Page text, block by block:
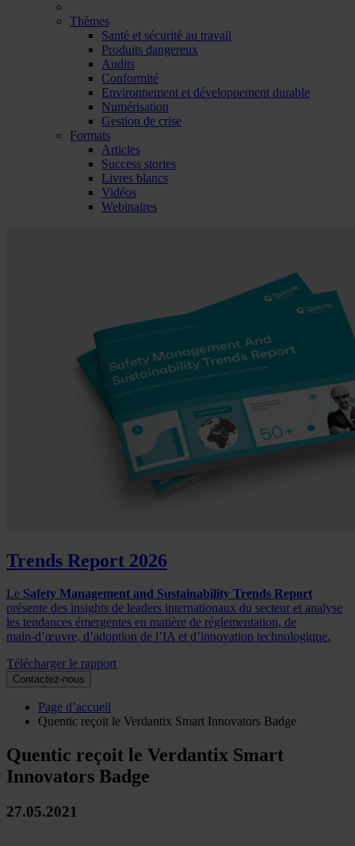
Thèmes
Santé et sécurité au travail
Produits dangereux
Audits
Conformité
Environnement et développement durable
Numérisation
Gestion de crise
Formats
Articles
Success stories
Livres blancs
Vidéos
Webinaires
Trends Report 2026
Le Safety Management and Sustainability Trends Report
présente des insights de leaders internationaux du secteur et analyse
les tendances émergentes en matière de réglementation, de
main‑d’œuvre, d’adoption de l’IA et d’innovation technologique.
Télécharger le rapport
Contactez-nous
Page d’accueil
Quentic reçoit le Verdantix Smart Innovators Badge
Quentic reçoit le Verdantix Smart
Innovators Badge
27.05.2021